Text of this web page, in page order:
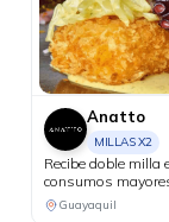
Anatto
MILLAS X2
Recibe doble milla
consumos
Guayaquil